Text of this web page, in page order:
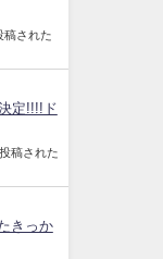
稿された
定!!!!ド
稿された
きっか